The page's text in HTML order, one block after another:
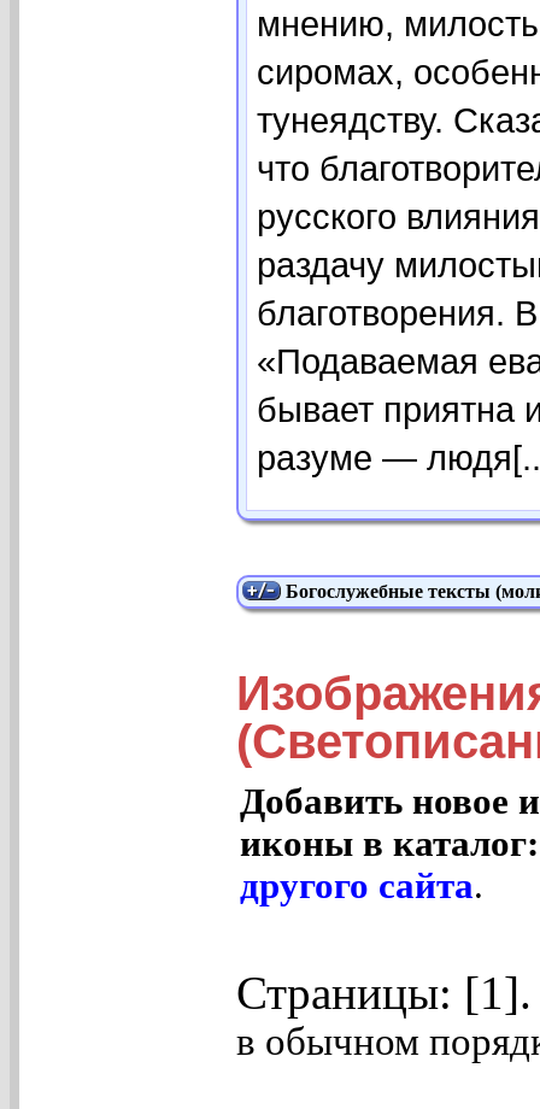
мнению,
сиромах,
тунеядству.
что
русского
раздачу
благотворения.
«Подаваемая
бывает приятна
разуме —
Богослужебные тексты
Добавить новое
иконы в
другого сайта.
Страницы:
в обычном